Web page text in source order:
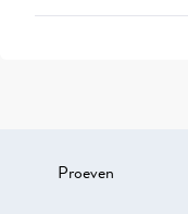
Proeven